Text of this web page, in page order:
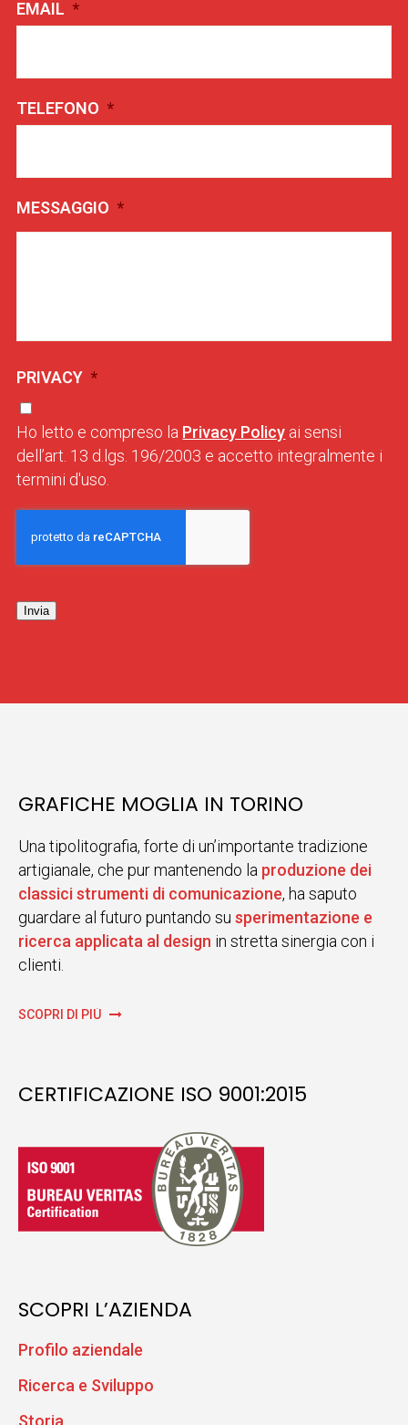
EMAIL *
TELEFONO *
MESSAGGIO *
PRIVACY *
Ho letto e compreso la Privacy Policy ai sensi
dell’art. 13 d.lgs. 196/2003 e accetto integralmente i
termini d'uso.
Invia
GRAFICHE MOGLIA IN TORINO
Una tipolitografia, forte di un’importante tradizione
artigianale, che pur mantenendo la produzione dei
classici strumenti di comunicazione, ha saputo
guardare al futuro puntando su sperimentazione e
ricerca applicata al design in stretta sinergia con i
clienti.
SCOPRI DI PIÙ
CERTIFICAZIONE ISO 9001:2015
SCOPRI L’AZIENDA
Profilo aziendale
Ricerca e Sviluppo